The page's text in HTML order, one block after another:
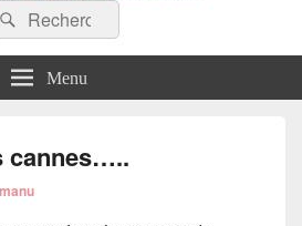
Recherche :
Rechercher
Menu
cannes…..
manu